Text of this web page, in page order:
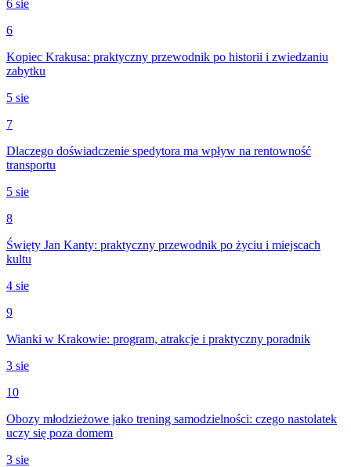
6 sie
6
Kopiec Krakusa: praktyczny przewodnik po historii i zwiedzaniu
zabytku
5 sie
7
Dlaczego doświadczenie spedytora ma wpływ na rentowność
transportu
5 sie
8
Święty Jan Kanty: praktyczny przewodnik po życiu i miejscach
kultu
4 sie
9
Wianki w Krakowie: program, atrakcje i praktyczny poradnik
3 sie
10
Obozy młodzieżowe jako trening samodzielności: czego nastolatek
uczy się poza domem
3 sie